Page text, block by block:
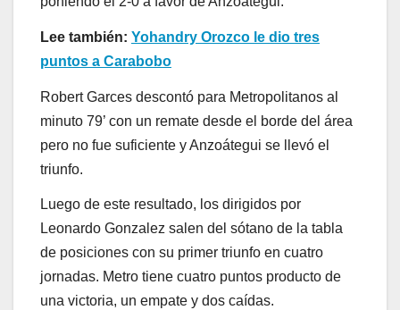
Lee también: Yohandry Orozco le dio tres
puntos a Carabobo
Robert Garces descontó para Metropolitanos al
minuto 79’ con un remate desde el borde del área
pero no fue suficiente y Anzoátegui se llevó el
triunfo.
Luego de este resultado, los dirigidos por
Leonardo Gonzalez salen del sótano de la tabla
de posiciones con su primer triunfo en cuatro
jornadas. Metro tiene cuatro puntos producto de
una victoria, un empate y dos caídas.